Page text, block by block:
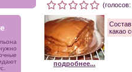
подробнее...
какао